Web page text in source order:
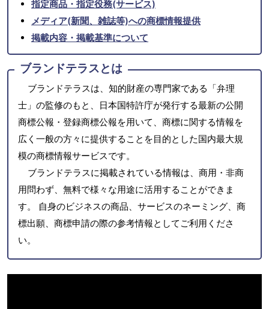
指定商品・指定役務(サービス)
メディア(新聞、雑誌等)への商標情報提供
掲載内容・掲載基準について
ブランドテラスとは
ブランドテラスは、知的財産の専門家である「弁理
士」の監修のもと、日本国特許庁が発行する最新の公開
商標公報・登録商標公報を用いて、商標に関する情報を
広く一般の方々に提供することを目的とした国内最大規
模の商標情報サービスです。
ブランドテラスに掲載されている情報は、商用・非商
用問わず、無料で様々な用途に活用することができま
す。 自身のビジネスの商品、サービスのネーミング、商
標出願、商標申請の際の参考情報としてご利用くださ
い。